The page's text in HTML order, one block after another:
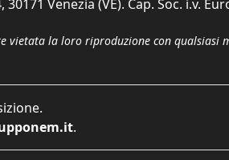
Venezia (VE). Cap. Soc. i.v.
la loro riproduzione con qualsiasi
.